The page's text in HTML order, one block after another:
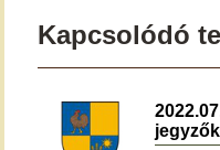
Kapcsolódó